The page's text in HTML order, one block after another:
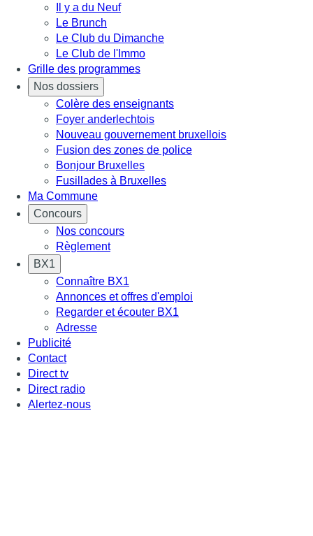
Il y a du Neuf
Le Brunch
Le Club du Dimanche
Le Club de l'Immo
Grille des programmes
Nos dossiers
Colère des enseignants
Foyer anderlechtois
Nouveau gouvernement bruxellois
Fusion des zones de police
Bonjour Bruxelles
Fusillades à Bruxelles
Ma Commune
Concours
Nos concours
Règlement
BX1
Connaître BX1
Annonces et offres d'emploi
Regarder et écouter BX1
Adresse
Publicité
Contact
Direct tv
Direct radio
Alertez-nous